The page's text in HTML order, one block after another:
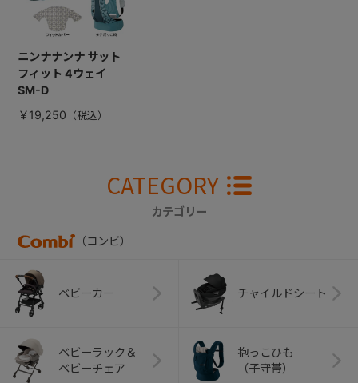
ニンナナンナ サット
フィット 4ウェイ
SM-D
￥19,250
CATEGORY
カテゴリー
（コンビ）
ベビーカー チャイルドシート
ベビーラック＆
ベビーチェア
抱っこひも
（子守帯）